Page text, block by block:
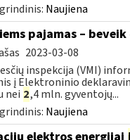
Naujiena
pajamas – beveik
2023-03-08
inspekcija (VMI)
į Elektroninio
nei 2,4 mln. gyventojų...
Naujiena
elektros energijai